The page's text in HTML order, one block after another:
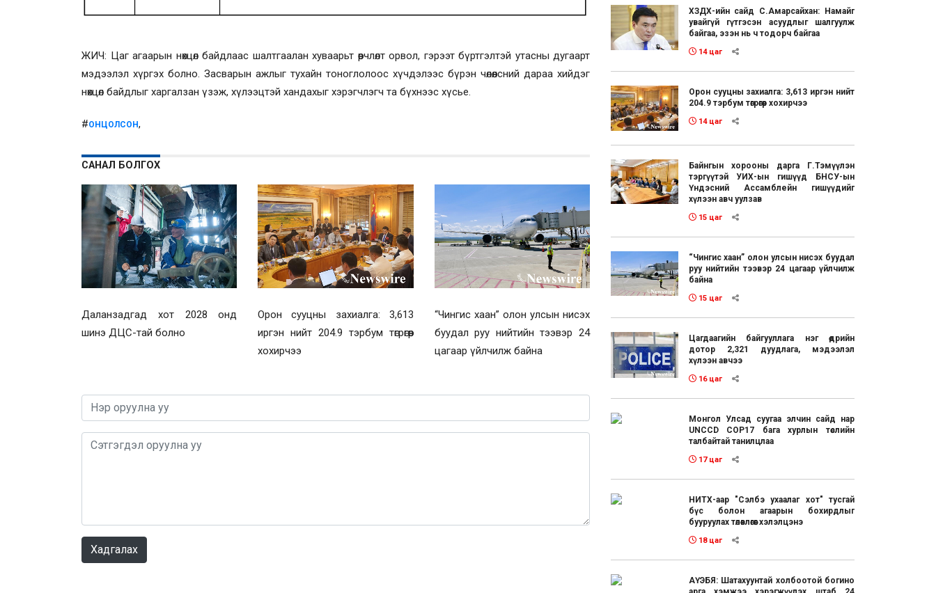
ЖИЧ: Цаг агаарын нөхцөл байдлаас шалтгаалан хуваарьт өөрчлөлт орвол, гэрээт бүртгэлтэй утасны дугаарт
мэдээлэл хүргэх болно. Засварын ажлыг тухайн тоноглолоос хүчдэлээс бүрэн чөлөөлсний дараа хийдэг
нөхцөл байдлыг харгалзан үзэж, хүлээцтэй хандахыг хэрэгчлэгч та бүхнээс хүсье.
#ОНЦОЛСОН,
САНАЛ БОЛГОХ
Даланзадгад хот 2028 онд
шинэ ДЦС-тай болно
Орон сууцны захиалга: 3,613
иргэн нийт 204.9 тэрбум төгрөгөөр
хохирчээ
“Чингис хаан” олон улсын нисэх
буудал руу нийтийн тээвэр 24
цагаар үйлчилж байна
Хадгалах
ХЗДХ-ийн сайд С.Амарсайхан: Намайг
увайгүй гүтгэсэн асуудлыг шалгуулж
байгаа, эзэн нь ч тодорч байгаа
14 цаг
Орон сууцны захиалга: 3,613 иргэн нийт
204.9 тэрбум төгрөгөөр хохирчээ
14 цаг
Байнгын хорооны дарга Г.Тэмүүлэн
тэргүүтэй УИХ-ын гишүүд БНСУ-ын
Үндэсний Ассамблейн гишүүдийг
хүлээн авч уулзав
15 цаг
“Чингис хаан” олон улсын нисэх буудал
руу нийтийн тээвэр 24 цагаар үйлчилж
байна
15 цаг
Цагдаагийн байгууллага нэг өдрийн
дотор 2,321 дуудлага, мэдээлэл
хүлээн авчээ
16 цаг
Монгол Улсад суугаа элчин сайд нар
UNCCD COP17 бага хурлын төслийн
талбайтай танилцлаа
17 цаг
НИТХ-аар "Сэлбэ ухаалаг хот" тусгай
бүс болон агаарын бохирдлыг
бууруулах төлөвлөгөөг хэлэлцэнэ
18 цаг
АҮЭБЯ: Шатахуунтай холбоотой богино